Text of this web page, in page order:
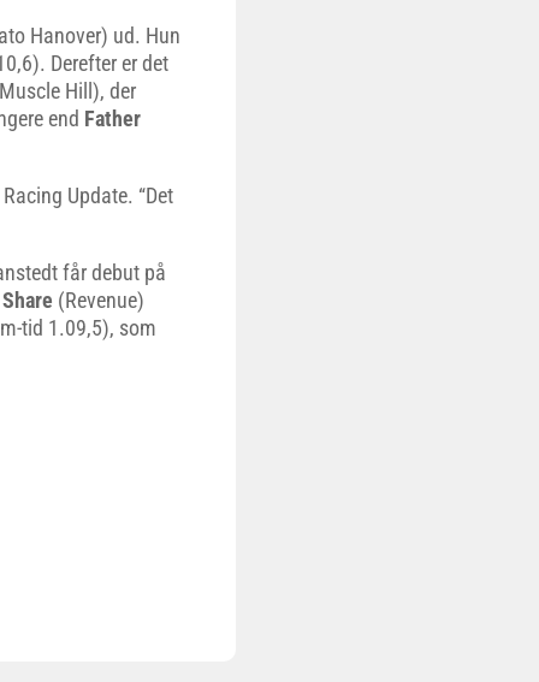
Hanover) ud. Hun
Derefter er det
Hill), der
end Father
Update. “Det
får debut på
(Revenue)
tid 1.09,5), som